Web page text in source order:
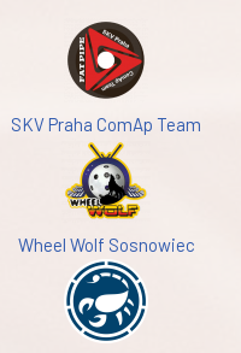
SKV Praha ComAp Team
Wheel Wolf Sosnowiec